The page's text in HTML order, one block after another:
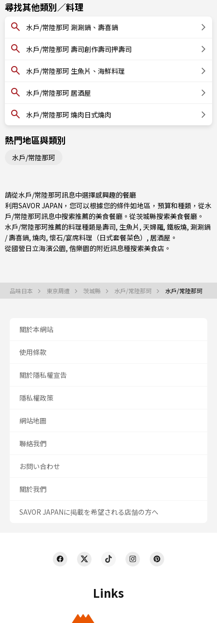
尋找其他類別／料理
水戶/常陸那珂 涮涮鍋、壽喜鍋
水戶/常陸那珂 壽司創作壽司押壽司
水戶/常陸那珂 生魚片、海鮮料理
水戶/常陸那珂 居酒屋
水戶/常陸那珂 燒肉日式燒肉
熱門地區與類別
水戶/常陸那珂
請從水戶/常陸那珂訊息中選擇感興趣的餐廳
利用SAVOR JAPAN，您可以根據您的條件如地區，預算和種類，從水
戶/常陸那珂訊息中搜索推薦的美食餐廳。從茨城縣搜索美食餐廳。
水戶/常陸那珂推薦的料理種類是壽司, 生魚片 , 天婦羅, 鐵板燒, 涮涮鍋
/ 壽喜鍋, 燒肉, 懷石/宴席料理（日式套餐菜色） , 居酒屋 。
從國營日立海濱公園, 偕樂園的附近訊息種搜索美食店。
品味日本 東京周遭 茨城縣 水戶/常陸那珂 水戶/常陸那珂
Links
關於本網站
使用條款
關於隱私權宣告
隱私權政策
網站地圖
聯絡我們
お問い合わせ
關於我們
SAVOR JAPANに掲載を希望される店舗の方へ